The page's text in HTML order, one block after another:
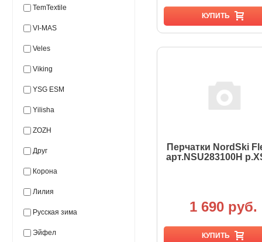
TemTextile
VI-MAS
Veles
Viking
YSG ESM
Yilisha
ZOZH
Друг
Корона
Лилия
Русская зима
Эйфел
КУПИТЬ
Перчатки NordSki
арт.NSU283100Н
1 690 руб.
КУПИТЬ